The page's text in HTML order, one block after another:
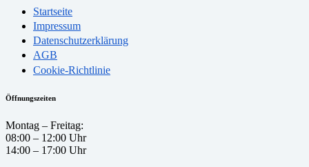
Startseite
Impressum
Datenschutzerklärung
AGB
Cookie-Richtlinie
Öffnungszeiten
Montag – Freitag:
08:00 – 12:00 Uhr
14:00 – 17:00 Uhr